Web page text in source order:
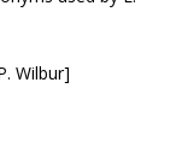
Wilbur]